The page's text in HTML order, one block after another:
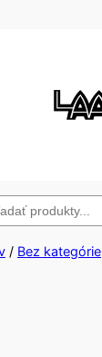
/ Bez kategórie